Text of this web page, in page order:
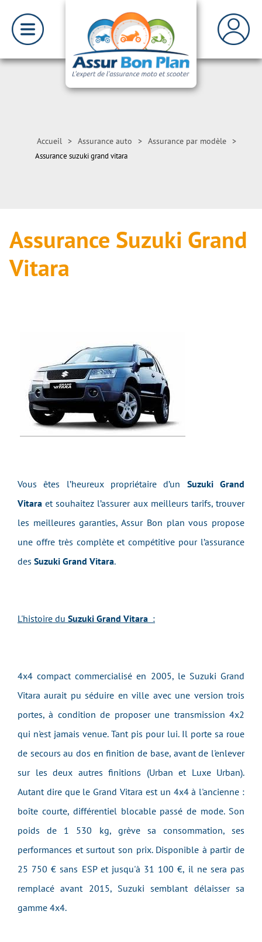
Accueil > Assurance auto > Assurance par modèle >
Assurance suzuki grand vitara
Assurance Suzuki Grand
Vitara
Vous êtes l’heureux propriétaire d’un Suzuki Grand
Vitara et souhaitez l’assurer aux meilleurs tarifs, trouver
les meilleures garanties, Assur Bon plan vous propose
une offre très complète et compétitive pour l’assurance
des Suzuki Grand Vitara.
L'histoire du Suzuki Grand Vitara :
4x4 compact commercialisé en 2005, le Suzuki Grand
Vitara aurait pu séduire en ville avec une version trois
portes, à condition de proposer une transmission 4x2
qui n'est jamais venue. Tant pis pour lui. Il porte sa roue
de secours au dos en finition de base, avant de l'enlever
sur les deux autres finitions (Urban et Luxe Urban).
Autant dire que le Grand Vitara est un 4x4 à l'ancienne :
boîte courte, différentiel blocable passé de mode. Son
poids de 1 530 kg, grève sa consommation, ses
performances et surtout son prix. Disponible à partir de
25 750 € sans ESP et jusqu'à 31 100 €, il ne sera pas
remplacé avant 2015, Suzuki semblant délaisser sa
gamme 4x4.